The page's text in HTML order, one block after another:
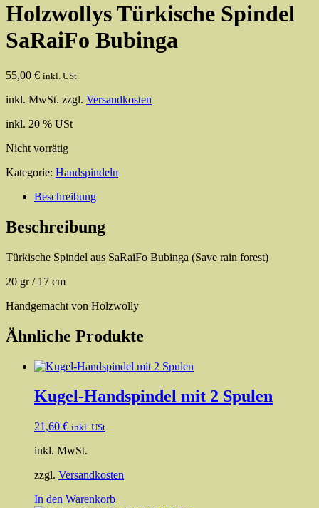
Holzwollys Türkische Spindel
SaRaiFo Bubinga
55,00 € inkl. USt
inkl. MwSt. zzgl. Versandkosten
inkl. 20 % USt
Nicht vorrätig
Kategorie: Handspindeln
Beschreibung
Beschreibung
Türkische Spindel aus SaRaiFo Bubinga (Save rain forest)
20 gr / 17 cm
Handgemacht von Holzwolly
Ähnliche Produkte
Kugel-Handspindel mit 2 Spulen
21,60 € inkl. USt
inkl. MwSt.
zzgl. Versandkosten
In den Warenkorb